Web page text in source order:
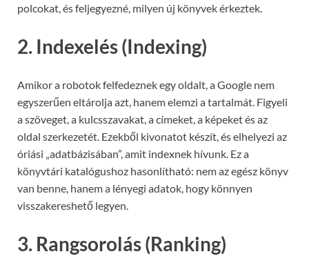
polcokat, és feljegyezné, milyen új könyvek érkeztek.
2. Indexelés (Indexing)
Amikor a robotok felfedeznek egy oldalt, a Google nem
egyszerűen eltárolja azt, hanem elemzi a tartalmát. Figyeli
a szöveget, a kulcsszavakat, a címeket, a képeket és az
oldal szerkezetét. Ezekből kivonatot készít, és elhelyezi az
óriási „adatbázisában”, amit indexnek hívunk. Ez a
könyvtári katalógushoz hasonlítható: nem az egész könyv
van benne, hanem a lényegi adatok, hogy könnyen
visszakereshető legyen.
3. Rangsorolás (Ranking)